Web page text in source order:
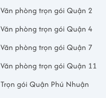
Văn phòng trọn gói Quận 2
Văn phòng trọn gói Quận 4
Văn phòng trọn gói Quận 7
Văn phòng trọn gói Quận 11
Trọn gói Quận Phú Nhuận